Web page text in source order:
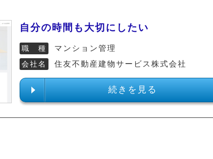
自分の時間も大切にしたい
職 種
マンション管理
会社名
住友不動産建物サービス株式会社
続きを見る